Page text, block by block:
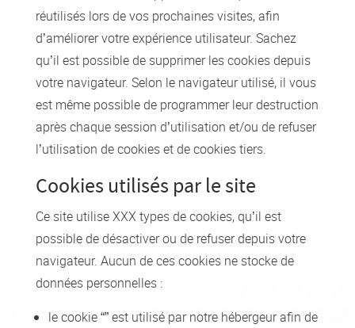
réutilisés lors de vos prochaines visites, afin
d’améliorer votre expérience utilisateur. Sachez
qu’il est possible de supprimer les cookies depuis
votre navigateur. Selon le navigateur utilisé, il vous
est même possible de programmer leur destruction
après chaque session d’utilisation et/ou de refuser
l’utilisation de cookies et de cookies tiers.
Cookies utilisés par le site
Ce site utilise XXX types de cookies, qu’il est
possible de désactiver ou de refuser depuis votre
navigateur. Aucun de ces cookies ne stocke de
données personnelles :
le cookie “” est utilisé par notre hébergeur afin de